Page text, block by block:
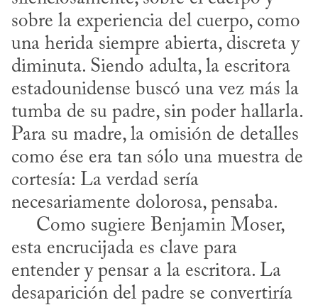
sobre la experiencia del cuerpo, como
una herida siempre abierta, discreta y
diminuta. Siendo adulta, la escritora
estadounidense buscó una vez más la
tumba de su padre, sin poder hallarla.
Para su madre, la omisión de detalles
como ése era tan sólo una muestra de
cortesía: La verdad sería
necesariamente dolorosa, pensaba.
esta encrucijada es clave para
entender y pensar a la escritora. La
desaparición del padre se convertiría